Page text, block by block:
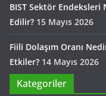
BIST Sektör Endeksleri
Edilir? 15 Mayıs 2026
Fiili Dolaşım Oranı
Etkiler? 14 Mayıs 2026
Kategoriler